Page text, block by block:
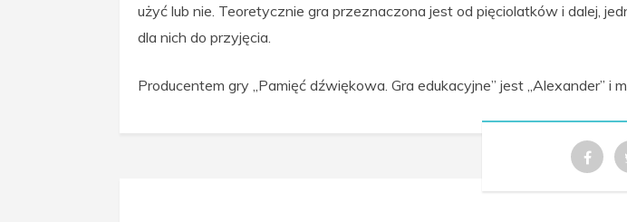
użyć lub nie. Teoretycznie gra przeznaczona jest od pięciolatków i dalej,
dla nich do przyjęcia.
Producentem gry „Pamięć dźwiękowa. Gra edukacyjne” jest „Alexander” i